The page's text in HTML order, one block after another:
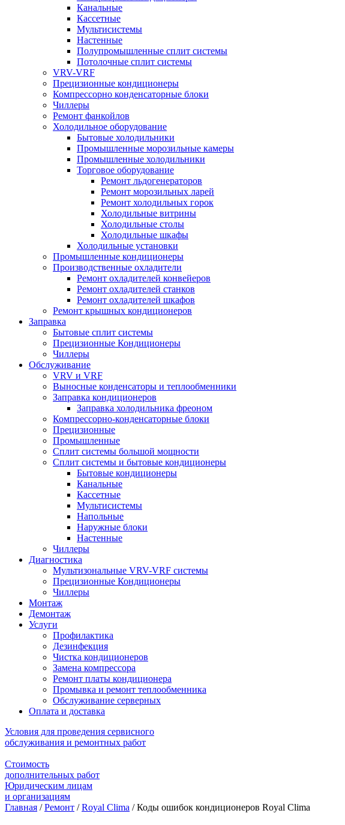
Канальные
Кассетные
Мультисистемы
Настенные
Полупромышленные сплит системы
Потолочные сплит системы
VRV-VRF
Прецизионные кондиционеры
Компрессорно конденсаторные блоки
Чиллеры
Ремонт фанкойлов
Холодильное оборудование
Бытовые холодильники
Промышленные морозильные камеры
Промышленные холодильники
Торговое оборудование
Ремонт льдогенераторов
Ремонт морозильных ларей
Ремонт холодильных горок
Холодильные витрины
Холодильные столы
Холодильные шкафы
Холодильные установки
Промышленные кондиционеры
Производственные охладители
Ремонт охладителей конвейеров
Ремонт охладителей станков
Ремонт охладителей шкафов
Ремонт крышных кондиционеров
Заправка
Бытовые сплит системы
Прецизионные Кондиционеры
Чиллеры
Обслуживание
VRV и VRF
Выносные конденсаторы и теплообменники
Заправка кондиционеров
Заправка холодильника фреоном
Компрессорно-конденсаторные блоки
Прецизионные
Промышленные
Сплит системы большой мощности
Сплит системы и бытовые кондиционеры
Бытовые кондиционеры
Канальные
Кассетные
Мультисистемы
Напольные
Наружные блоки
Настенные
Чиллеры
Диагностика
Мультизональные VRV-VRF системы
Прецизионные Кондиционеры
Чиллеры
Монтаж
Демонтаж
Услуги
Профилактика
Дезинфекция
Чистка кондиционеров
Замена компрессора
Ремонт платы кондиционера
Промывка и ремонт теплообменника
Обслуживание серверных
Оплата и доставка
Условия для проведения сервисного
обслуживания и ремонтных работ
Стоимость
дополнительных работ
Юридическим лицам
и организациям
Главная /Ремонт /Royal Clima /Коды ошибок кондиционеров Royal Clima